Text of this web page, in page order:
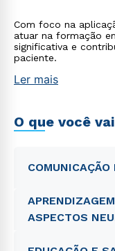
Com foco na
atuar na formação
significativa e
paciente.
Ler mais
O que você
ASPECTOS